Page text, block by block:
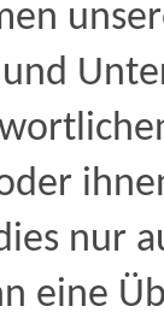
nur
eine